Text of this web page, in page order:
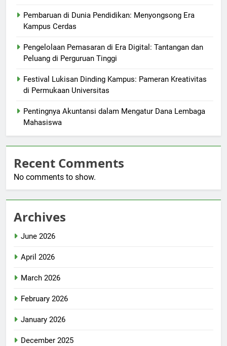
Pembaruan di Dunia Pendidikan: Menyongsong Era
Kampus Cerdas
Pengelolaan Pemasaran di Era Digital: Tantangan dan
Peluang di Perguruan Tinggi
Festival Lukisan Dinding Kampus: Pameran Kreativitas
di Permukaan Universitas
Pentingnya Akuntansi dalam Mengatur Dana Lembaga
Mahasiswa
Recent Comments
No comments to show.
Archives
June 2026
April 2026
March 2026
February 2026
January 2026
December 2025